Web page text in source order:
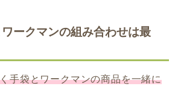
ークマンの組み合わせは最
手袋とワークマンの商品を一緒に